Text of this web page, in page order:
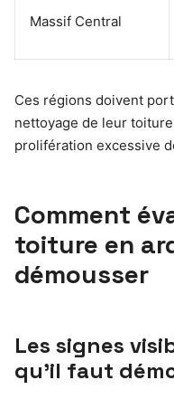
Massif Central
Ces régions doivent
nettoyage de leur
prolifération excessive
Comment
toiture en
démousser
Les signes
qu’il faut